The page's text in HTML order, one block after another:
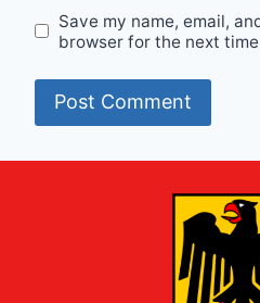
Save my name, email,
browser for the next